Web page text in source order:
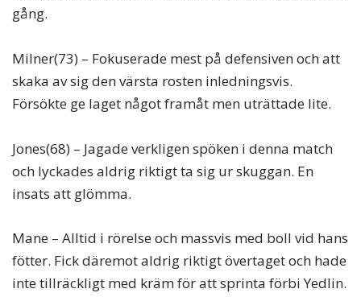
gång.
Milner(73) – Fokuserade mest på defensiven och att
skaka av sig den värsta rosten inledningsvis.
Försökte ge laget något framåt men uträttade lite.
Jones(68) – Jagade verkligen spöken i denna match
och lyckades aldrig riktigt ta sig ur skuggan. En
insats att glömma.
Mane – Alltid i rörelse och massvis med boll vid hans
fötter. Fick däremot aldrig riktigt övertaget och hade
inte tillräckligt med kräm för att sprinta förbi Yedlin.